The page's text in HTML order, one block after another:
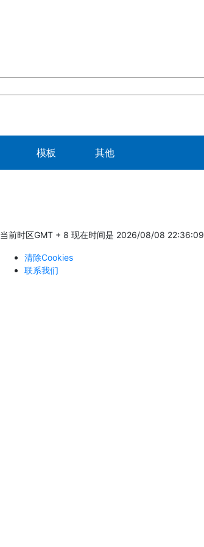
模板 其他
当前时区GMT + 8 现在时间是 2026/08/08 22:36:09
清除Cookies
联系我们